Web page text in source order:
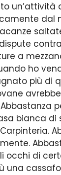
un’attività
dal
a
ho
più di
bianca di
occhi di
una